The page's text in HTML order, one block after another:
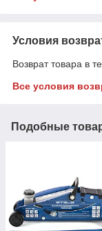
Условия
Возврат товара в
Все условия
Подобные